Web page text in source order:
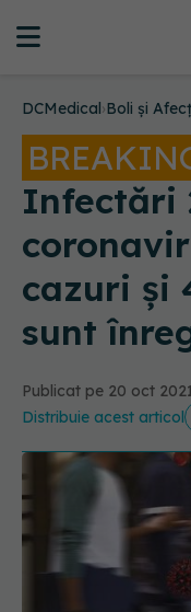
DCMedical›Boli și
Infectări
cazuri și
sunt
Publicat pe 20 oct
Distribuie acest articol